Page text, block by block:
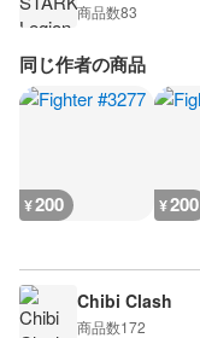
商品数83
同じ作者の商品
¥200 ¥200
Chibi Clash
商品数172